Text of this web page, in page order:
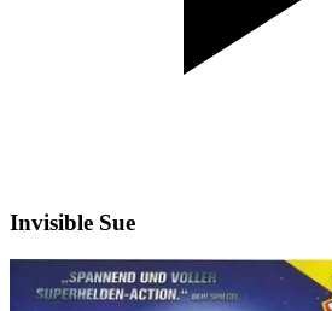
Invisible Sue